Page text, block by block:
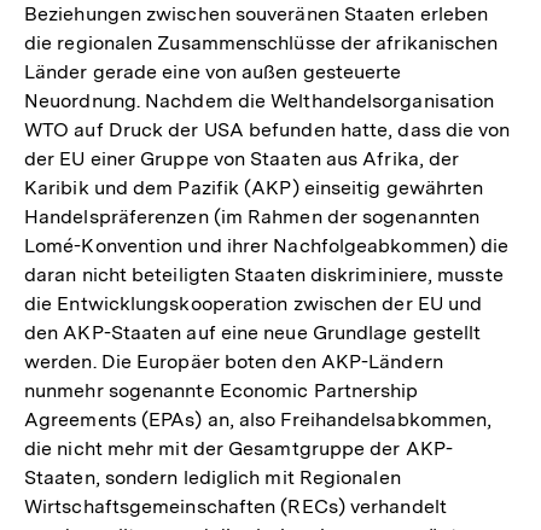
Beziehungen zwischen souveränen Staaten erleben
die regionalen Zusammenschlüsse der afrikanischen
Länder gerade eine von außen gesteuerte
Neuordnung. Nachdem die Welthandelsorganisation
WTO auf Druck der USA befunden hatte, dass die von
der EU einer Gruppe von Staaten aus Afrika, der
Karibik und dem Pazifik (AKP) einseitig gewährten
Handelspräferenzen (im Rahmen der sogenannten
Lomé-Konvention und ihrer Nachfolgeabkommen) die
daran nicht beteiligten Staaten diskriminiere, musste
die Entwicklungskooperation zwischen der EU und
den AKP-Staaten auf eine neue Grundlage gestellt
werden. Die Europäer boten den AKP-Ländern
nunmehr sogenannte Economic Partnership
Agreements (EPAs) an, also Freihandelsabkommen,
die nicht mehr mit der Gesamtgruppe der AKP-
Staaten, sondern lediglich mit Regionalen
Wirtschaftsgemeinschaften (RECs) verhandelt